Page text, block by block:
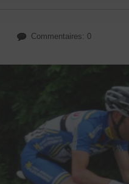
Commentaires: 0